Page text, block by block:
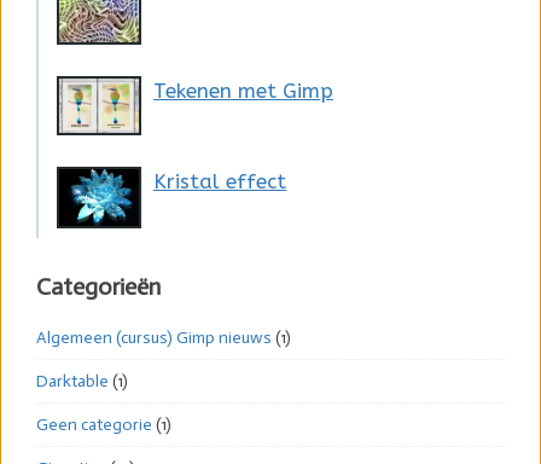
Tekenen met Gimp
Kristal effect
Categorieën
Algemeen (cursus) Gimp nieuws (1)
Darktable (1)
Geen categorie (1)